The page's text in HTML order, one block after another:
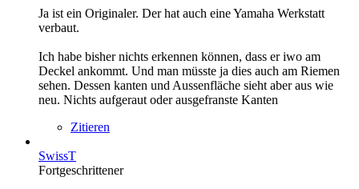
Ja ist ein Originaler. Der hat auch eine Yamaha Werkstatt
verbaut.
Ich habe bisher nichts erkennen können, dass er iwo am
Deckel ankommt. Und man müsste ja dies auch am Riemen
sehen. Dessen kanten und Aussenfläche sieht aber aus wie
neu. Nichts aufgeraut oder ausgefranste Kanten
Zitieren
SwissT
Fortgeschrittener